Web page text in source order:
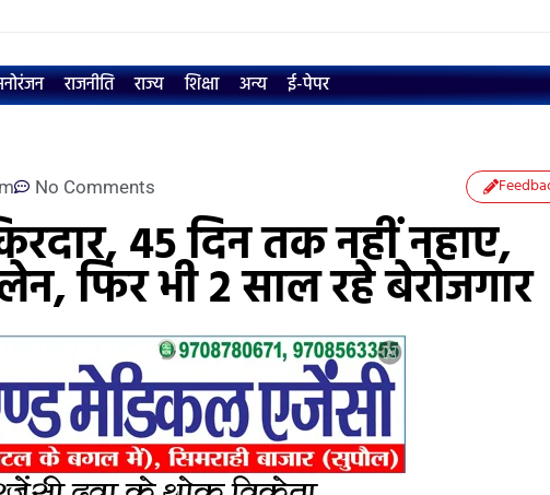
राजनीति राज्य शिक्षा अन्य ई-पेपर
No Comments
45 दिन ​तक नहीं नहाए,
फिर भी 2 साल रहे बेरोजगार